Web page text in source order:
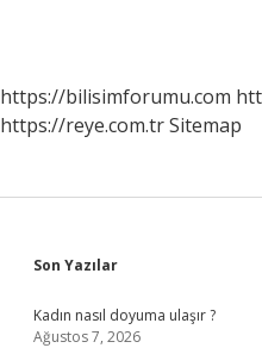
https://bilisimforumu.com
https://reye.com.trSitemap
Sidebar
Son Yazılar
Kadın nasıl doyuma ulaşır ?
Ağustos 7, 2026